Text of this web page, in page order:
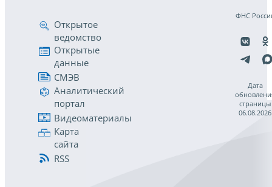
Открытое
ведомство
Открытые
данные
СМЭВ
Аналитический
портал
Видеоматериалы
Карта
сайта
RSS
ФНС
Дата
страницы
06.08.2026